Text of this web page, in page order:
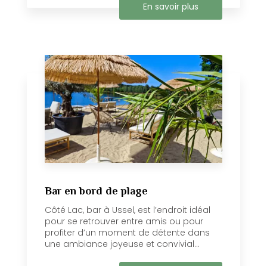
En savoir plus
Bar en bord de plage
Côté Lac, bar à Ussel, est l’endroit idéal
pour se retrouver entre amis ou pour
profiter d’un moment de détente dans
une ambiance joyeuse et convivial...